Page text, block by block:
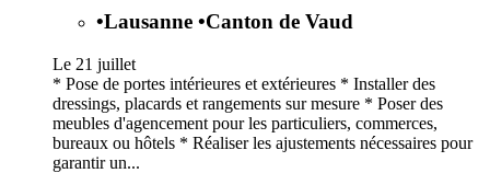
•Lausanne •Canton de Vaud
Le 21 juillet
* Pose de portes intérieures et extérieures * Installer des
dressings, placards et rangements sur mesure * Poser des
meubles d'agencement pour les particuliers, commerces,
bureaux ou hôtels * Réaliser les ajustements nécessaires pour
garantir un...